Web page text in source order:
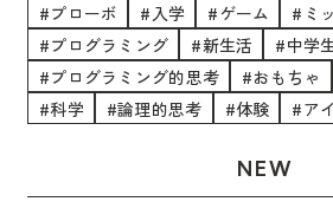
#プローボ
#入学 #ゲーム
#ミ
#プログラミング
#新生活 #中学
#プログラミング的思考
#おもちゃ
#科学
#論理的思考 #体験 #ア
NEW